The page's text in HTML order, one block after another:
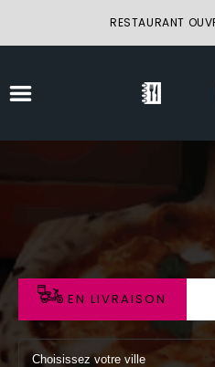
RESTAURANT
LA CARTE
VOTRE COMPTE
NOTRE RESTAURANT
VOS AVIS
EN LIVRAISON